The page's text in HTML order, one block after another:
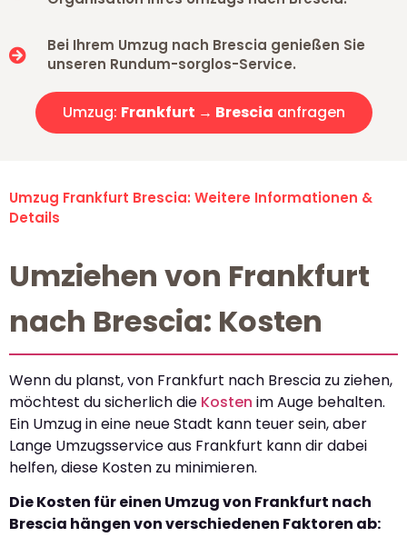
Bei Ihrem Umzug nach Brescia genießen Sie
unseren Rundum-sorglos-Service.
Umzug: Frankfurt → Brescia anfragen
Umzug Frankfurt Brescia: Weitere Informationen &
Details
Umziehen von Frankfurt
nach Brescia: Kosten
Wenn du planst, von Frankfurt nach Brescia zu ziehen,
möchtest du sicherlich die Kosten im Auge behalten.
Ein Umzug in eine neue Stadt kann teuer sein, aber
Lange Umzugsservice aus Frankfurt kann dir dabei
helfen, diese Kosten zu minimieren.
Die Kosten für einen Umzug von Frankfurt nach
Brescia hängen von verschiedenen Faktoren ab: